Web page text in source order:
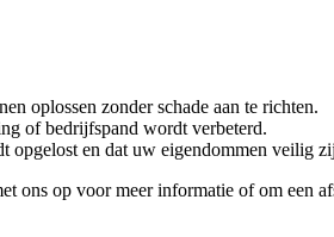
oplossen zonder schade aan te richten.
of bedrijfspand wordt verbeterd.
opgelost en dat uw eigendommen veilig
ons op voor meer informatie of om een